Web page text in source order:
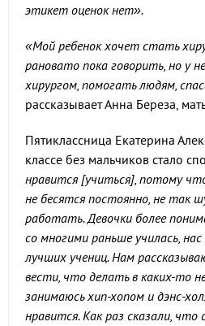
этикет оценок нет».
«Мой ребенок хочет стать
рановато пока говорить, но у
хирургом, помогать людям,
рассказывает Анна Береза,
Пятиклассница Екатерина
классе без мальчиков стало
нравится [учиться], потому
не бесятся постоянно, не так
работать. Девочки более
со многими раньше училась,
лучших учениц. Нам
вести, что делать в каких-то
занимаюсь хип-хопом и дэнс-
нравится. Как раз сказали, что